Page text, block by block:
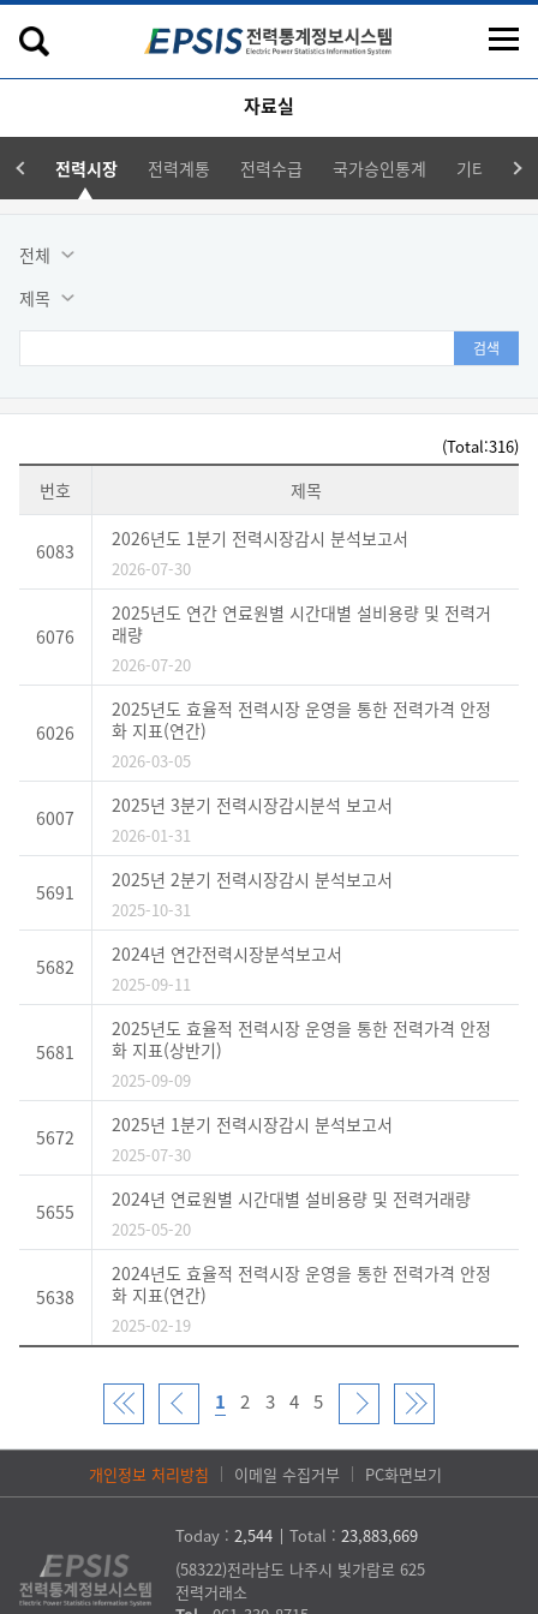
자료실
전력시장 전력계통 전력수급 국가승인통계 기타 관
전체
제목
검색
(Total:316)
전
목
번호 제목
6083
2026년도 1분기 전력시장감시 분석보고서
2026-07-30
6076
2025년도 연간 연료원별 시간대별 설비용량 및 전력거
래량
2026-07-20
6026
2025년도 효율적 전력시장 운영을 통한 전력가격 안정
화 지표(연간)
2026-03-05
6007
2025년 3분기 전력시장감시분석 보고서
2026-01-31
5691
2025년 2분기 전력시장감시 분석보고서
2025-10-31
5682
2024년 연간전력시장분석보고서
2025-09-11
5681
2025년도 효율적 전력시장 운영을 통한 전력가격 안정
화 지표(상반기)
2025-09-09
5672
2025년 1분기 전력시장감시 분석보고서
2025-07-30
5655
2024년 연료원별 시간대별 설비용량 및 전력거래량
2025-05-20
5638
2024년도 효율적 전력시장 운영을 통한 전력가격 안정
화 지표(연간)
2025-02-19
1 2 3 4 5
개인정보 처리방침 이메일 수집거부 PC화면보기
Today : 2,544 Total : 23,883,669
(58322)전라남도 나주시 빛가람로 625
전력거래소